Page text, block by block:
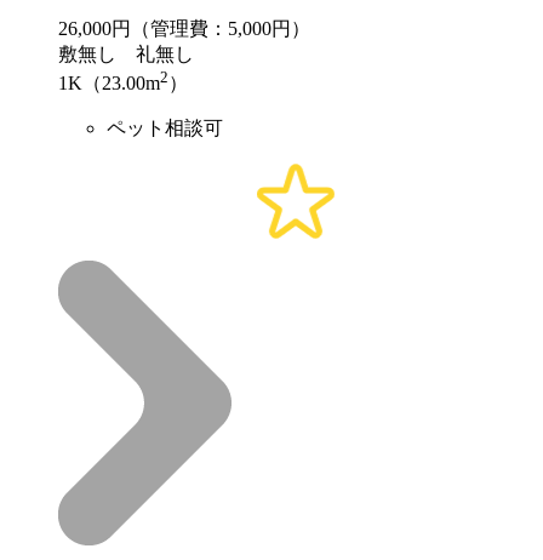
26,000円（管理費：5,000円）
敷無し 礼無し
1K（23.00m2 ）
ペット相談可